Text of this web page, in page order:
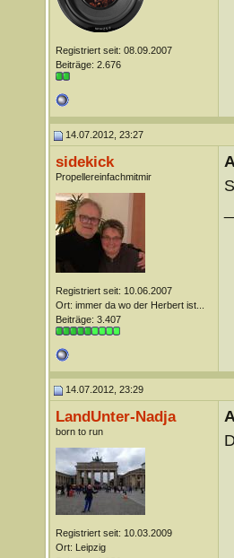
Registriert seit: 08.09.2007
Beiträge: 2.676
14.07.2012, 23:27
sidekick
Propellereinfachmitmir
Registriert seit: 10.06.2007
Ort: immer da wo der Herbert ist...
Beiträge: 3.407
14.07.2012, 23:29
LandUnter-Nadja
born to run
Registriert seit: 10.03.2009
Ort: Leipzig